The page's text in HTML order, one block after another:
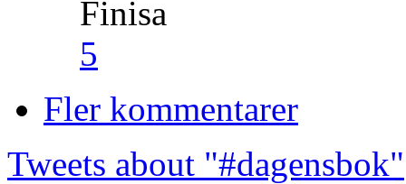
Finisa
5
Fler kommentarer
Tweets about "#dagensbok"